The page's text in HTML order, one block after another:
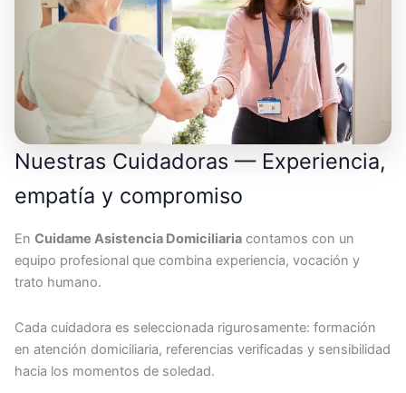
Nuestras Cuidadoras — Experiencia,
empatía y compromiso
En Cuidame Asistencia Domiciliaria contamos con un
equipo profesional que combina experiencia, vocación y
trato humano.
Cada cuidadora es seleccionada rigurosamente: formación
en atención domiciliaria, referencias verificadas y sensibilidad
hacia los momentos de soledad.